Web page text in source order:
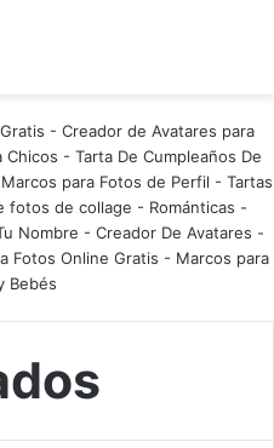
- Creador de Avatares para
Chicos - Tarta De Cumpleaños De
Marcos para Fotos de Perfil - Tartas
fotos de collage - Románticas -
Nombre - Creador De Avatares -
Fotos Online Gratis - Marcos para
Bebés